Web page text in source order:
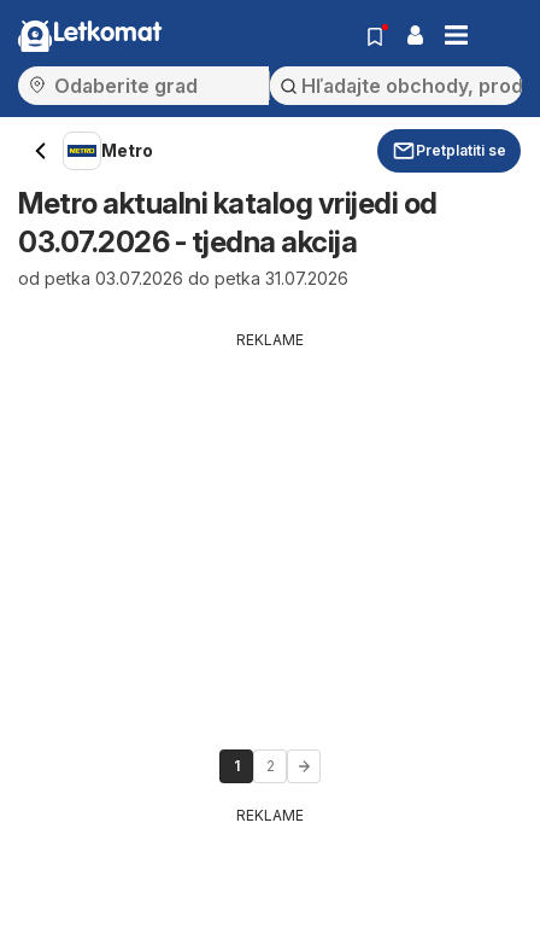
Letkomat
Metro Pretplatiti se
Metro aktualni katalog vrijedi od
03.07.2026 - tjedna akcija
od petka 03.07.2026 do petka 31.07.2026
REKLAME
1 2
REKLAME